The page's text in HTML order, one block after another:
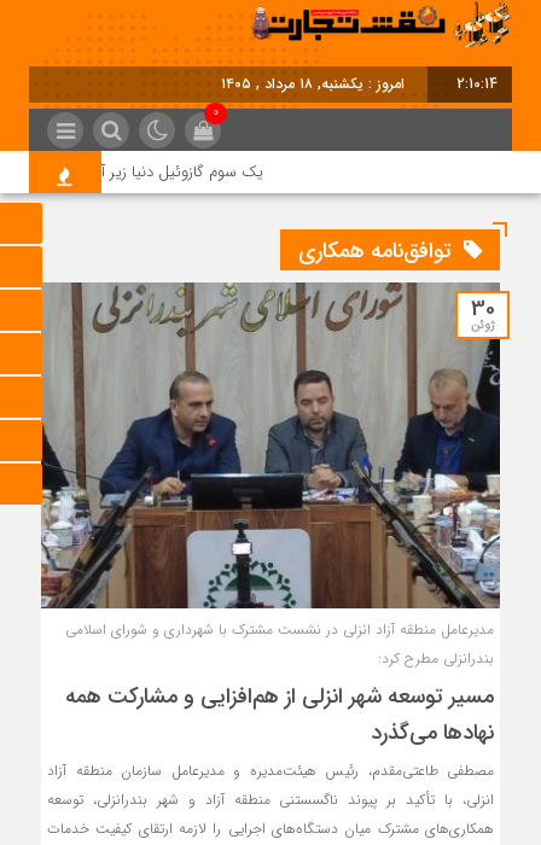
2:10:14 امروز : یکشنبه, ۱۸ مرداد , ۱۴۰۵
0
یک سوم گازوئیل دنیا زیر آتش جنگ؛
توافق‌نامه همکاری
30
ژوئن
مدیرعامل منطقه آزاد انزلی در نشست مشترک با شهرداری و شورای اسلامی
بندرانزلی مطرح کرد:
مسیر توسعه شهر انزلی از هم‌افزایی و مشاركت همه
نهادها می‌گذرد
مصطفی طاعتی‌مقدم، رئیس هیئت‌مدیره و مدیرعامل سازمان منطقه آزاد
انزلی، با تأکید بر پیوند ناگسستنی منطقه آزاد و شهر بندرانزلی، توسعه
همکاری‌های مشترک میان دستگاه‌های اجرایی را لازمه ارتقای کیفیت خدمات